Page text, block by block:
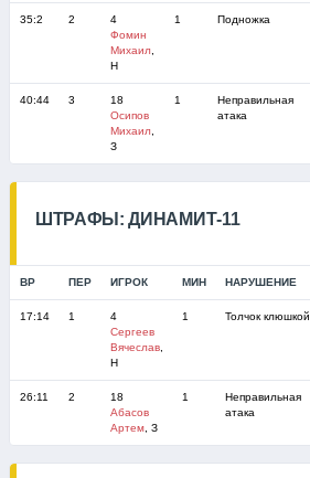
35:2 2
4
Фомин
Михаил,
Н
1 Подножка
40:44 3
18
Осипов
Михаил,
З
1
Неправильная
атака
ШТРАФЫ: ДИНАМИТ-11
ВР ПЕР ИГРОК МИН НАРУШЕНИЕ
17:14 1
4
Сергеев
Вячеслав,
Н
1 Толчок клюшкой
26:11 2
18
Абасов
Артем, З
1
Неправильная
атака